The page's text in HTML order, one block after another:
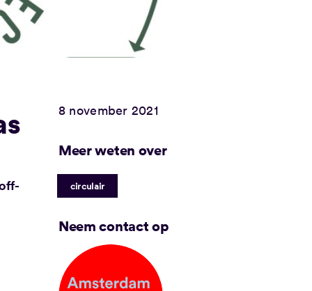
8 november 2021
Meer weten over
circulair
Neem contact op